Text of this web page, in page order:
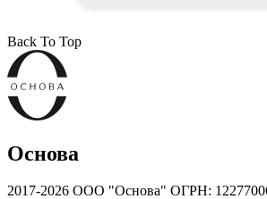
Back To Top
Основа
2017-2026 ООО "Основа" ОГРН: